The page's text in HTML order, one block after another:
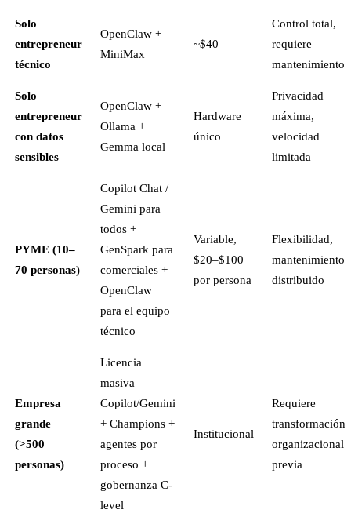
Solo
entrepreneur
técnico
OpenClaw +
MiniMax
~$40
Control total,
requiere
mantenimiento
Solo
entrepreneur
con datos
sensibles
OpenClaw +
Ollama +
Gemma local
Hardware
único
Privacidad
máxima,
velocidad
limitada
PYME (10–
70 personas)
Copilot Chat /
Gemini para
todos +
GenSpark para
comerciales +
OpenClaw
para el equipo
técnico
Variable,
$20–$100
por persona
Flexibilidad,
mantenimiento
distribuido
Empresa
grande
(>500
personas)
Licencia
masiva
Copilot/Gemini
+ Champions +
agentes por
proceso +
gobernanza C-
level
Institucional
Requiere
transformación
organizacional
previa